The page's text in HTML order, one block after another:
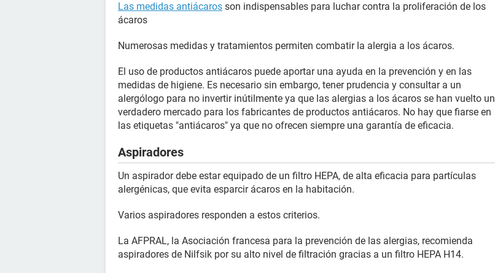
Las medidas antiácaros son indispensables para luchar contra la proliferación de los
ácaros
Numerosas medidas y tratamientos permiten combatir la alergia a los ácaros.
El uso de productos antiácaros puede aportar una ayuda en la prevención y en las
medidas de higiene. Es necesario sin embargo, tener prudencia y consultar a un
alergólogo para no invertir inútilmente ya que las alergias a los ácaros se han vuelto un
verdadero mercado para los fabricantes de productos antiácaros. No hay que fiarse en
las etiquetas "antiácaros" ya que no ofrecen siempre una garantía de eficacia.
Aspiradores
Un aspirador debe estar equipado de un filtro HEPA, de alta eficacia para partículas
alergénicas, que evita esparcir ácaros en la habitación.
Varios aspiradores responden a estos criterios.
La AFPRAL, la Asociación francesa para la prevención de las alergias, recomienda
aspiradores de Nilfsik por su alto nivel de filtración gracias a un filtro HEPA H14.